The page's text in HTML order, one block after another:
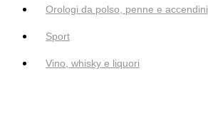
Orologi da polso, penne e accendini
Sport
Vino, whisky e liquori